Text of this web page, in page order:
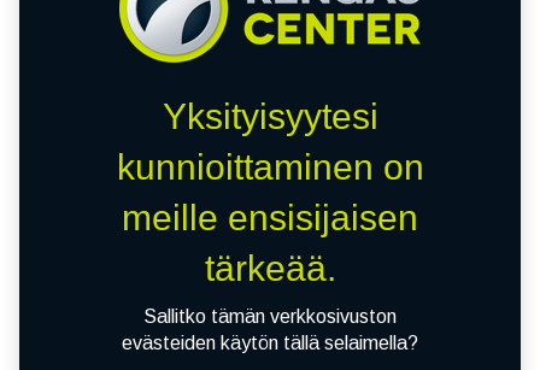
Yksityisyytesi
kunnioittaminen on
meille ensisijaisen
tärkeää.
Sallitko tämän verkkosivuston
evästeiden käytön tällä selaimella?